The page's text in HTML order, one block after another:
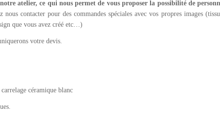
atelier, ce qui nous permet de vous proposer la possibilité de
nous contacter pour des commandes spéciales avec vos propres images
que vous avez créé etc…)
votre devis.
céramique blanc